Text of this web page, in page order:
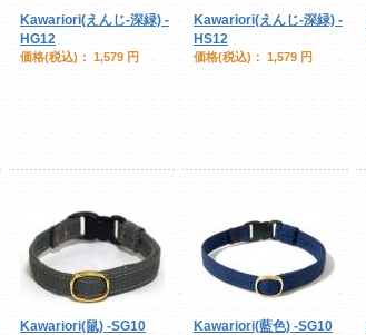
Kawariori(えんじ-深緑) -
HG12
価格(税込)： 1,579 円
Kawariori(えんじ-深緑) -
HS12
価格(税込)： 1,579 円
Kawariori(鼠) -SG10 Kawariori(藍色) -SG10